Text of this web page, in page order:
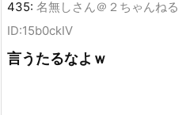
435: 名無しさん＠２ちゃんねる
ID:15b0ckIV
言うたるなよｗ